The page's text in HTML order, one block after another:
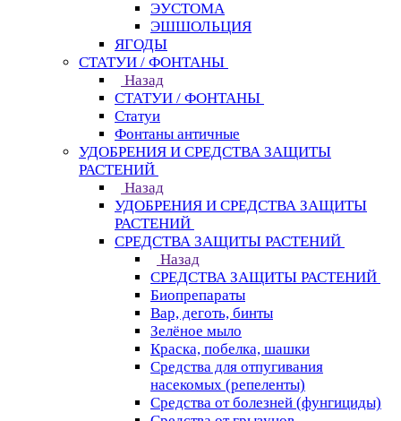
ЭУСТОМА
ЭШШОЛЬЦИЯ
ЯГОДЫ
СТАТУИ / ФОНТАНЫ
Назад
СТАТУИ / ФОНТАНЫ
Статуи
Фонтаны античные
УДОБРЕНИЯ И СРЕДСТВА ЗАЩИТЫ
РАСТЕНИЙ
Назад
УДОБРЕНИЯ И СРЕДСТВА ЗАЩИТЫ
РАСТЕНИЙ
СРЕДСТВА ЗАЩИТЫ РАСТЕНИЙ
Назад
СРЕДСТВА ЗАЩИТЫ РАСТЕНИЙ
Биопрепараты
Вар, деготь, бинты
Зелёное мыло
Краска, побелка, шашки
Средства для отпугивания
насекомых (репеленты)
Средства от болезней (фунгициды)